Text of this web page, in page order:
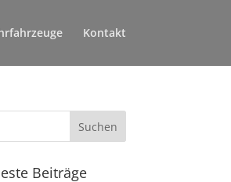
Kontakt
Beiträge